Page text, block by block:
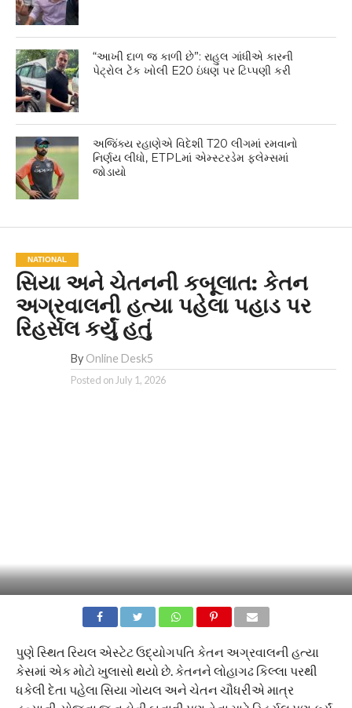
“આખી દાળ જ કાળી છે”: રાહુલ ગાંધીએ કારની
પેટ્રોલ ટેંક ખોલી E20 ઇંધણ પર ટિપ્પણી કરી
અજિંક્ય રહાણેએ વિદેશી T20 લીગમાં રમવાનો
નિર્ણય લીધો, ETPLમાં એમ્સ્ટરડેમ ફ્લેમ્સમાં
જોડાયો
NATIONAL
સિયા અને ચેતનની કબૂલાત: કેતન
અગ્રવાલની હત્યા પહેલા પહાડ પર
રિહર્સલ કર્યું હતું
By Online Desk5
Posted onJuly 1, 2026
પુણે સ્થિત રિયલ એસ્ટેટ ઉદ્યોગપતિ કેતન અગ્રવાલની હત્યા
કેસમાં એક મોટો ખુલાસો થયો છે. કેતનને લોહાગઢ કિલ્લા પરથી
ધકેલી દેતા પહેલા સિયા ગોયલ અને ચેતન ચૌધરીએ માત્ર